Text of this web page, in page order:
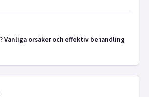
Vanliga orsaker och effektiv behandling